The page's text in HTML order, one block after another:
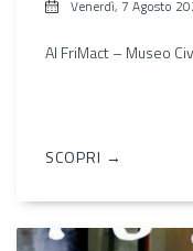
Venerdì, 7 Agosto
Al FriMact – Museo
SCOPRI →